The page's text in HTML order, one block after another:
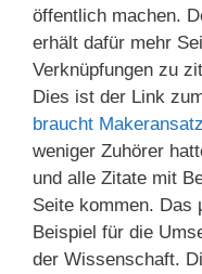
öffentlich machen.
erhält dafür mehr
Verknüpfungen zu
Dies ist der Link
braucht Makeransatz
weniger Zuhörer
und alle Zitate mit
Seite kommen. Das
Beispiel für die
der Wissenschaft.